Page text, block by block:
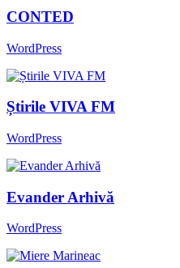
CONTED
WordPress
Știrile VIVA FM
WordPress
Evander Arhivă
WordPress